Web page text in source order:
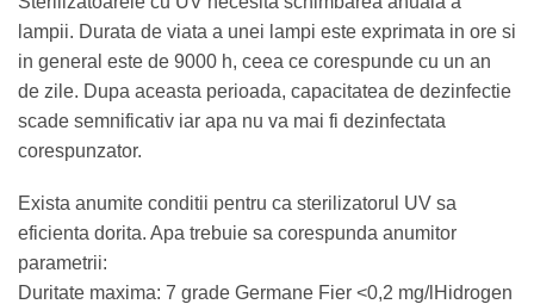
lampii. Durata de viata a unei lampi este exprimata in ore si
in general este de 9000 h, ceea ce corespunde cu un an
de zile. Dupa aceasta perioada, capacitatea de dezinfectie
scade semnificativ iar apa nu va mai fi dezinfectata
corespunzator.
Exista anumite conditii pentru ca sterilizatorul UV sa
eficienta dorita. Apa trebuie sa corespunda anumitor
parametrii:
Duritate maxima: 7 grade Germane Fier <0,2 mg/lHidrogen